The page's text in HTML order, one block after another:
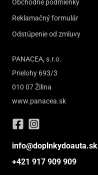
Obchodné podmienky
Reklamačný formulár
Odstúpenie od zmluvy
PANACEA, s.r.o.
Prielohy 693/3
010 07 Žilina
www.panacea.sk
info@doplnkydoauta.sk
+421 917 909 909